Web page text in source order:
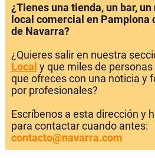
¿Tienes una tienda, un bar,
local comercial en Pamplona
de Navarra?
¿Quieres salir en nuestra
Local y que miles de
que ofreces con una noticia y
por profesionales?
Escríbenos a esta dirección y
para contactar cuando antes:
contacto@navarra.com